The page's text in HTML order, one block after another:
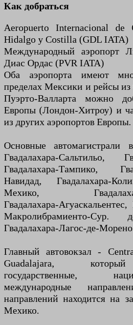
Как добраться
Aeropuerto Internacional de
Hidalgo y Costilla (GDL IATA)
Международный аэропорт
Диас Ордас (PVR IATA)
Оба аэропорта имеют
пределах Мексики и рейсы
Пуэрто-Валларта можно
Европы (Лондон-Хитроу) и
из других аэропортов Европы.
Основные автомагистрали
Гвадалахара-Сальтильо,
Гвадалахара-Тампико,
Навидад, Гвадалахара-
Мехико, Гвадалахара-
Гвадалахара-
Макролибрамиенто-Сур.
Гвадалахара-Лагос-де-
Главный автовокзал -
Guadalajara,
государственные,
международные
направлений находится на
Мехико.